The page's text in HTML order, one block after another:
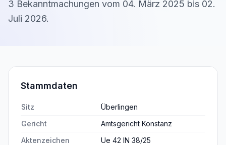
3 Bekanntmachungen vom 04. März 2025 bis 02.
Juli 2026.
Stammdaten
Sitz
Überlingen
Gericht
Amtsgericht Konstanz
Aktenzeichen
Ue 42 IN 38/25